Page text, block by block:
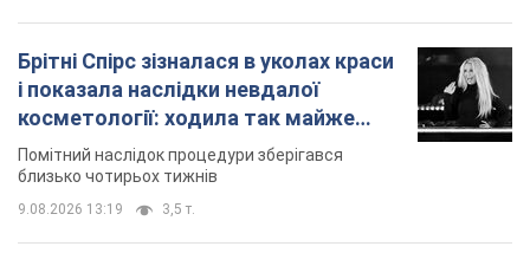
Брітні Спірс зізналася в уколах краси
і показала наслідки невдалої
косметології: ходила так майже
місяць
Помітний наслідок процедури зберігався
близько чотирьох тижнів
9.08.2026 13:19 3,5 т.